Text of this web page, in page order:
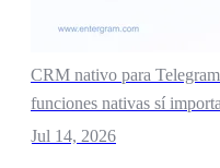
CRM nativo para
funciones nativas sí importa
Jul 14, 2026